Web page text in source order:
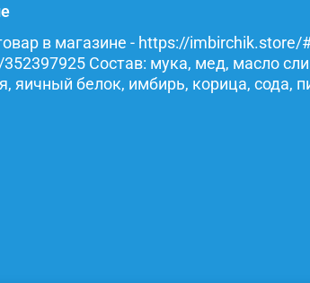
в магазине - https://
Состав: мука, мед, масло
яичный белок, имбирь, корица, сода,